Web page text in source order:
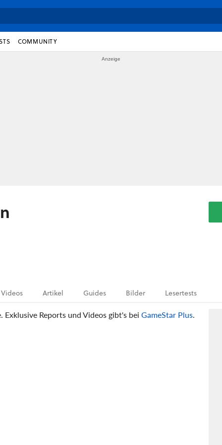
COMMUNITY
Videos Artikel Guides Bilder Lesertests
Reports und Videos gibt's bei GameStar Plus.